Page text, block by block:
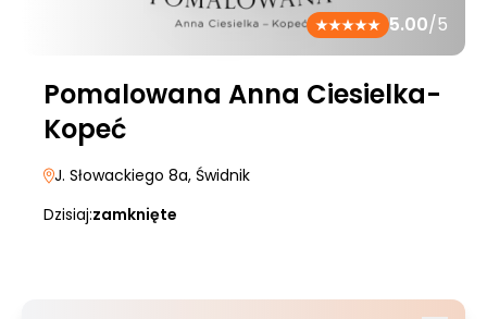
5.00/5
Pomalowana Anna Ciesielka-
Kopeć
J. Słowackiego 8a, Świdnik
Dzisiaj:zamknięte